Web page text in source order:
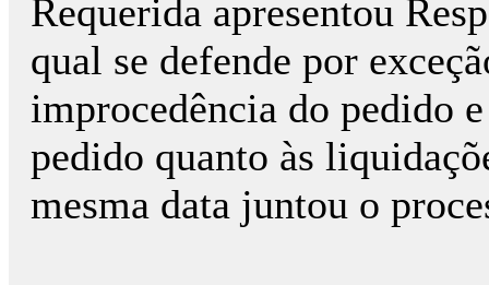
Requerida apresentou
qual se defende por
improcedência do pedido
pedido quanto às
mesma data juntou o